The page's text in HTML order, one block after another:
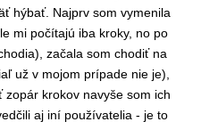
hýbať. Najprv som vymenila
mi počítajú iba kroky, no po
začala som chodiť na
už v mojom prípade nie je),
krokov navyše som ich
aj iní používatelia - je to